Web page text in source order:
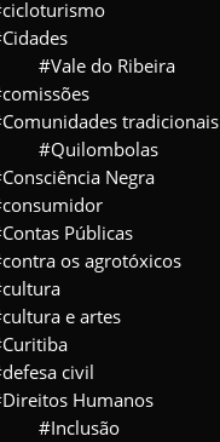
cicloturismo
Cidades
Vale do Ribeira
comissões
Comunidades tradicionais
Quilombolas
Consciência Negra
consumidor
Contas Públicas
contra os agrotóxicos
cultura
cultura e artes
Curitiba
defesa civil
Direitos Humanos
Inclusão